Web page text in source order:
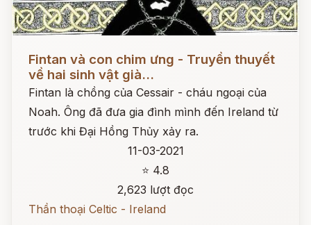
Fintan và con chim ưng - Truyền thuyết
về hai sinh vật già...
Fintan là chồng của Cessair - cháu ngoại của
Noah. Ông đã đưa gia đình mình đến Ireland từ
trước khi Đại Hồng Thủy xảy ra.
11-03-2021
⭐ 4.8
2,623 lượt đọc
Thần thoại Celtic - Ireland